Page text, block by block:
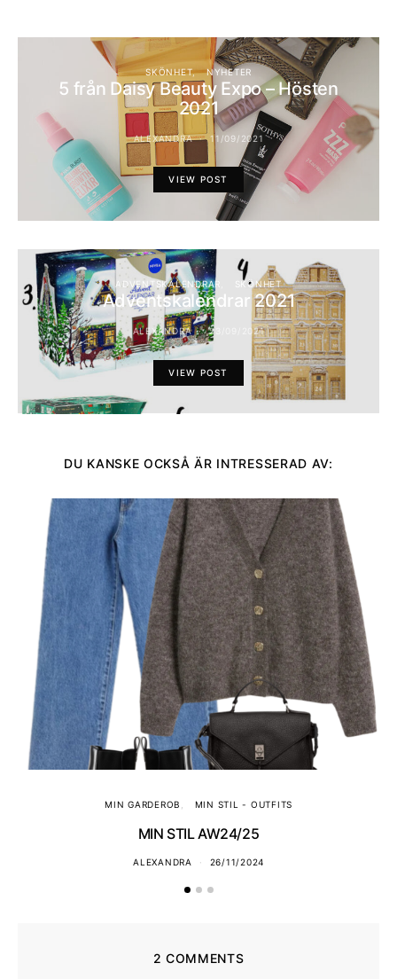
SKÖNHET NYHETER
5 från Daisy Beauty Expo – Hösten
2021
ALEXANDRA 11/09/2021
VIEW POST
ADVENTSKALENDRAR SKÖNHET
Adventskalendrar 2021
ALEXANDRA 23/09/2021
VIEW POST
DU KANSKE OCKSÅ ÄR INTRESSERAD AV:
MIN GARDEROB MIN STIL - OUTFITS
MIN STIL AW24/25
ALEXANDRA 26/11/2024
2 COMMENTS